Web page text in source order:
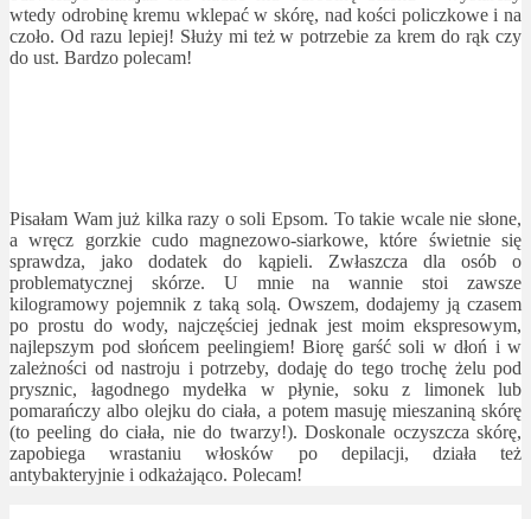
wtedy odrobinę kremu wklepać w skórę, nad kości policzkowe i na
czoło. Od razu lepiej! Służy mi też w potrzebie za krem do rąk czy
do ust. Bardzo polecam!
Pisałam Wam już kilka razy o soli Epsom. To takie wcale nie słone,
a wręcz gorzkie cudo magnezowo-siarkowe, które świetnie się
sprawdza, jako dodatek do kąpieli. Zwłaszcza dla osób o
problematycznej skórze. U mnie na wannie stoi zawsze
kilogramowy pojemnik z taką solą. Owszem, dodajemy ją czasem
po prostu do wody, najczęściej jednak jest moim ekspresowym,
najlepszym pod słońcem peelingiem! Biorę garść soli w dłoń i w
zależności od nastroju i potrzeby, dodaję do tego trochę żelu pod
prysznic, łagodnego mydełka w płynie, soku z limonek lub
pomarańczy albo olejku do ciała, a potem masuję mieszaniną skórę
(to peeling do ciała, nie do twarzy!). Doskonale oczyszcza skórę,
zapobiega wrastaniu włosków po depilacji, działa też
antybakteryjnie i odkażająco. Polecam!